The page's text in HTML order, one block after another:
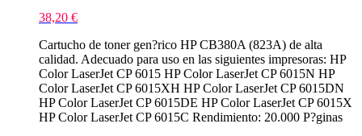
38,20 €
Cartucho de toner gen?rico HP CB380A (823A) de alta
calidad. Adecuado para uso en las siguientes impresoras: HP
Color LaserJet CP 6015 HP Color LaserJet CP 6015N HP
Color LaserJet CP 6015XH HP Color LaserJet CP 6015DN
HP Color LaserJet CP 6015DE HP Color LaserJet CP 6015X
HP Color LaserJet CP 6015C Rendimiento: 20.000 P?ginas